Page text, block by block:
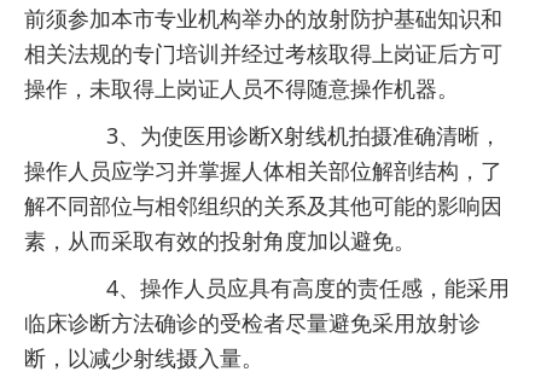
前须参加本市专业机构举办的放射防护基础知识和
相关法规的专门培训并经过考核取得上岗证后方可
操作，未取得上岗证人员不得随意操作机器。
3、为使医用诊断X射线机拍摄准确清晰，
操作人员应学习并掌握人体相关部位解剖结构，了
解不同部位与相邻组织的关系及其他可能的影响因
素，从而采取有效的投射角度加以避免。
4、操作人员应具有高度的责任感，能采用
临床诊断方法确诊的受检者尽量避免采用放射诊
断，以减少射线摄入量。